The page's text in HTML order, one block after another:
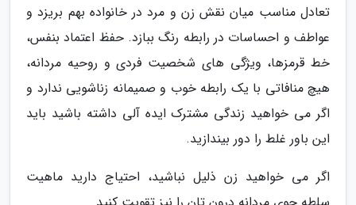
تعادل مناسب میان نقش زن و مرد در خانواده بهم بریزد و
عواطف و احساسات در رابطه رنگ ببازد. حفظ اعتماد بنفس،
خط قرمزها، ویژگی های شخصیت فردی و روحیه مردانه،
هیچ منافاتی با یک رابطه خوب و صمیمانه زناشویی ندارد و
اگر می خواهید زندگی مشترک ایده آلی داشته باشید باید
این باور غلط را دور بیندازید.
اگر می خواهید زن ذلیل نباشید، احتیاج دارید ماهیت